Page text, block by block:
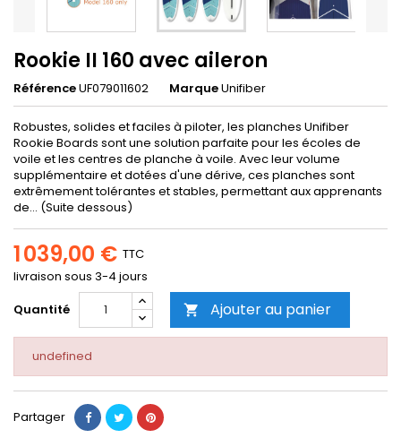
Rookie II 160 avec aileron
RéférenceUF079011602 MarqueUnifiber
Robustes, solides et faciles à piloter, les planches Unifiber
Rookie Boards sont une solution parfaite pour les écoles de
voile et les centres de planche à voile. Avec leur volume
supplémentaire et dotées d'une dérive, ces planches sont
extrêmement tolérantes et stables, permettant aux apprenants
de... (Suite dessous)
1 039,00 € TTC
livraison sous 3-4 jours
Quantité
 Ajouter au panier
undefined
Partager